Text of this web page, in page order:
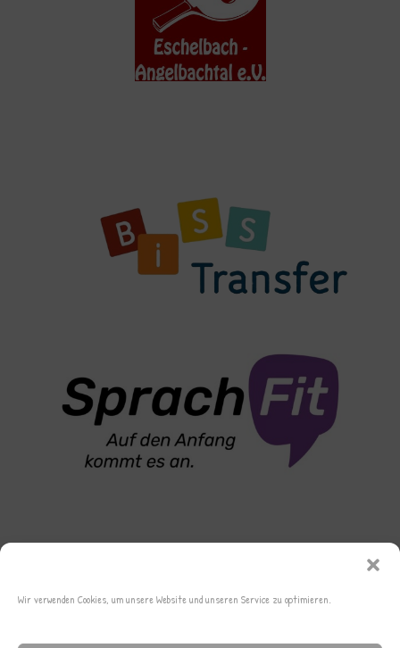
Wir verwenden Cookies, um unsere Website und unseren Service zu optimieren.